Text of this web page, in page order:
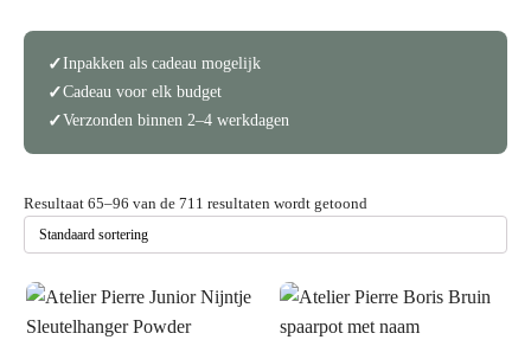
Inpakken als cadeau mogelijk
Cadeau voor elk budget
Verzonden binnen 2–4 werkdagen
Resultaat 65–96 van de 711 resultaten wordt getoond